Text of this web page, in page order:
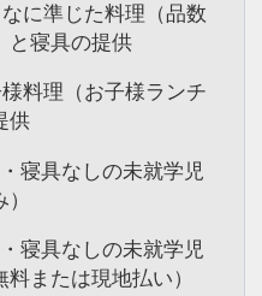
に準じた料理（品数
と寝具の提供
料理（お子様ランチ
供
寝具なしの未就学児
寝具なしの未就学児
料または現地払い）